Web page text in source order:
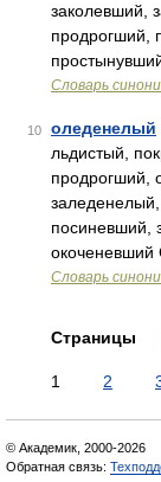
заколевший,
продрогший,
Словарь
10 оледенелый
льдистый,
продрогший,
посиневший,
окоченевший
Словарь
Страницы
1 2
© Академик, 2000-2026
Обратная связь: